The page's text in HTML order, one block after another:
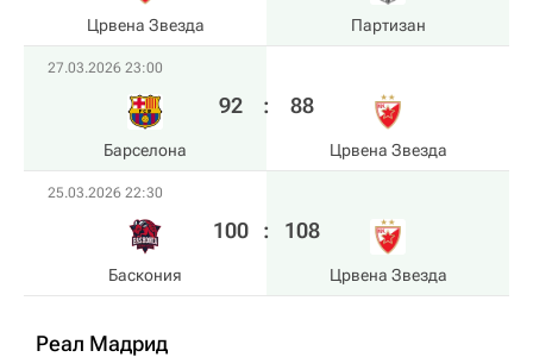
Црвена Звезда Партизан
27.03.2026 23:00
Барселона
92 : 88
Црвена Звезда
25.03.2026 22:30
Баскония
100 : 108
Црвена Звезда
Реал Мадрид